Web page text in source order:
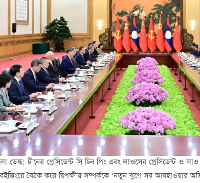
ডেস্ক: চীনের প্রেসিডেন্ট সি চিন পিং এবং লাওসের প্রেসিডেন্ট ও
বৈঠক করে দ্বিপক্ষীয় সম্পর্ককে ‘নতুন যুগে সব আবহাওয়ার